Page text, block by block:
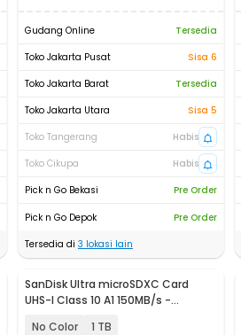
Gudang Online
Tersedia
Toko Jakarta Pusat
Sisa 6
Toko Jakarta Barat
Tersedia
Toko Jakarta Utara
Sisa 5
Toko Tangerang
Habis
Toko Cikupa
Habis
Pick n Go Bekasi
Pre Order
Pick n Go Depok
Pre Order
Tersedia di 3 lokasi lain
SanDisk Ultra microSDXC Card
UHS-I Class 10 A1 150MB/s -
No Color 1 TB